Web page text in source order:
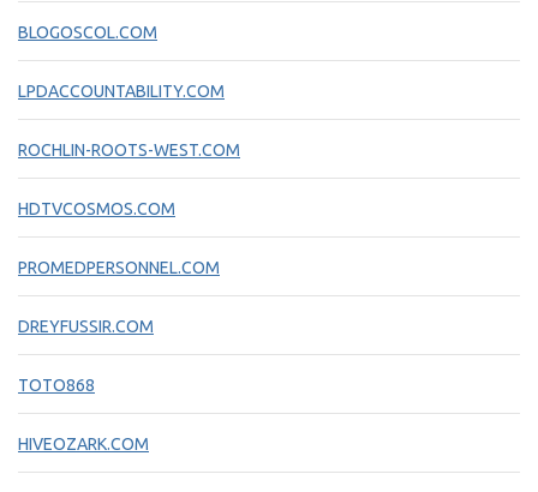
BLOGOSCOL.COM
LPDACCOUNTABILITY.COM
ROCHLIN-ROOTS-WEST.COM
HDTVCOSMOS.COM
PROMEDPERSONNEL.COM
DREYFUSSIR.COM
TOTO868
HIVEOZARK.COM